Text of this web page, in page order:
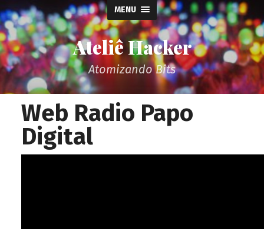
MENU
Ateliê Hacker
Atomizando Bits
Web Radio Papo
Digital